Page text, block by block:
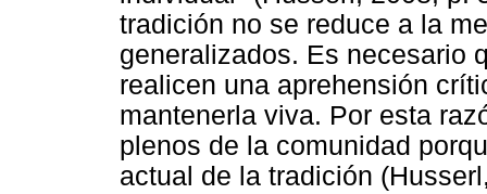
tradición no se reduce a la
generalizados. Es necesario
realicen una aprehensión
mantenerla viva. Por esta
plenos de la comunidad
actual de la tradición